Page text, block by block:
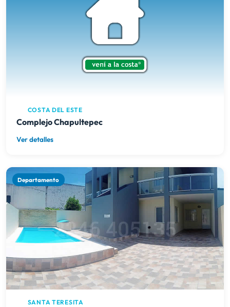
COSTA DEL ESTE
Complejo Chapultepec
Ver detalles
Departamento
SANTA TERESITA